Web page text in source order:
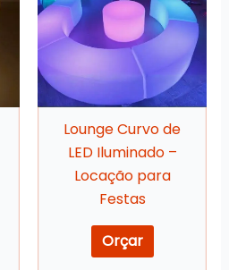
Lounge Curvo de
LED Iluminado –
Locação para
Festas
Orçar